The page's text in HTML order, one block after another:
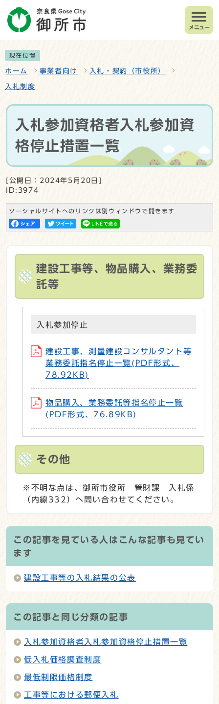
メニュー
現在位置
ホーム 事業者向け 入札・契約（市役所）
入札制度
入札参加資格者入札参加資
格停止措置一覧
[公開日：2024年5月20日]
ID:3974
ソーシャルサイトへのリンクは別ウィンドウで開きます
建設工事等、物品購入、業務委
託等
入札参加停止
建設工事、測量建設コンサルタント等
業務委託指名停止一覧(PDF形式、
78.92KB)
物品購入、業務委託等指名停止一覧
(PDF形式、76.89KB)
その他
※不明な点は、御所市役所 管財課 入札係
（内線332）へ問い合わせてください。
この記事を見ている人はこんな記事も見てい
ます
建設工事等の入札結果の公表
この記事と同じ分類の記事
入札参加資格者入札参加資格停止措置一覧
低入札価格調査制度
最低制限価格制度
工事等における郵便入札